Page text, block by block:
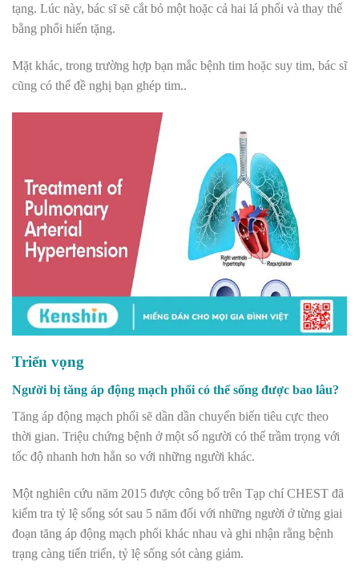
tạng. Lúc này, bác sĩ sẽ cắt bỏ một hoặc cả hai lá phổi và thay thế
bằng phổi hiến tặng.
Mặt khác, trong trường hợp bạn mắc bệnh tim hoặc suy tim, bác sĩ
cũng có thể đề nghị bạn ghép tim..
Triển vọng
Người bị tăng áp động mạch phổi có thể sống được bao lâu?
Tăng áp động mạch phổi sẽ dần dần chuyển biến tiêu cực theo
thời gian. Triệu chứng bệnh ở một số người có thể trầm trọng với
tốc độ nhanh hơn hẳn so với những người khác.
Một nghiên cứu năm 2015 được công bố trên Tạp chí CHEST đã
kiểm tra tỷ lệ sống sót sau 5 năm đối với những người ở từng giai
đoạn tăng áp động mạch phổi khác nhau và ghi nhận rằng bệnh
trạng càng tiến triển, tỷ lệ sống sót càng giảm.